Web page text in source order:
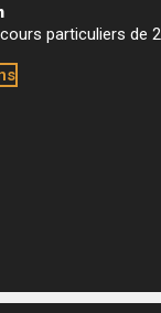
particuliers de